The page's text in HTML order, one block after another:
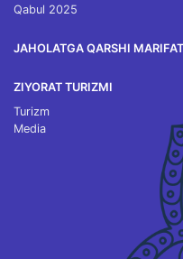
Qabul 2025
JAHOLATGA QARSHI MARIFAT
ZIYORAT TURIZMI
Turizm
Media